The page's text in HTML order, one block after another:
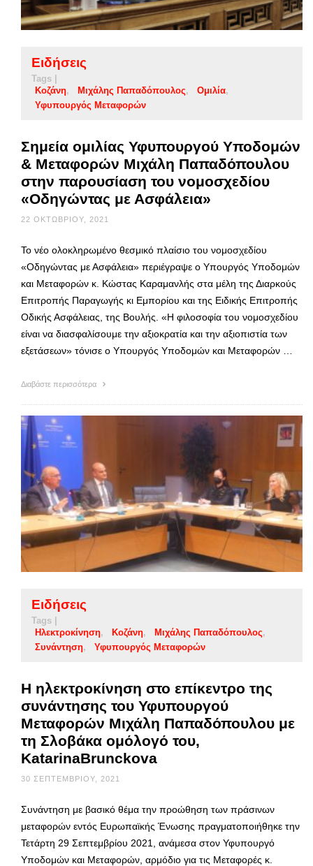
Ειδήσεις
Tags |
Κοζάνη
Μιχάλης Παπαδόπουλος
Ομιλία
Υφυπουργός Μεταφορών
Σημεία ομιλίας Υφυπουργού Υποδομών
& Μεταφορών Μιχάλη Παπαδόπουλου
στην παρουσίαση του νομοσχεδίου
«Οδηγώντας με Ασφάλεια»
22 ΟΚΤΩΒΡΊΟΥ, 2021
Το νέο ολοκληρωμένο θεσμικό πλαίσιο του νομοσχεδίου
«Οδηγώντας με Ασφάλεια» περιέγραψε ο Υπουργός Υποδομών
και Μεταφορών κ. Κώστας Καραμανλής στα μέλη της Διαρκούς
Επιτροπής Παραγωγής κι Εμπορίου και της Ειδικής Επιτροπής
Οδικής Ασφάλειας, της Βουλής. «Η φιλοσοφία του νομοσχεδίου
είναι να διασφαλίσουμε την αξιοκρατία και την αξιοπιστία των
εξετάσεων» τόνισε ο Υπουργός Υποδομών και Μεταφορών …
Διαβάστε περισσότερα
Ειδήσεις
Tags |
Ηλεκτροκίνηση
Κοζάνη
Μιχάλης Παπαδόπουλος
Συνάντηση
Υφυπουργός Μεταφορών
Η ηλεκτροκίνηση στο επίκεντρο της
συνάντησης του Υφυπουργού
Μεταφορών Μιχάλη Παπαδόπουλου με
τη Σλοβάκα ομόλογό του,
KatarinaBrunckova
30 ΣΕΠΤΕΜΒΡΊΟΥ, 2021
Συνάντηση με βασικό θέμα την προώθηση των πράσινων
μεταφορών εντός Ευρωπαϊκής Ένωσης πραγματοποιήθηκε την
Τετάρτη 29 Σεπτεμβρίου 2021, ανάμεσα στον Υφυπουργό
Υποδομών και Μεταφορών, αρμόδιο για τις Μεταφορές κ.